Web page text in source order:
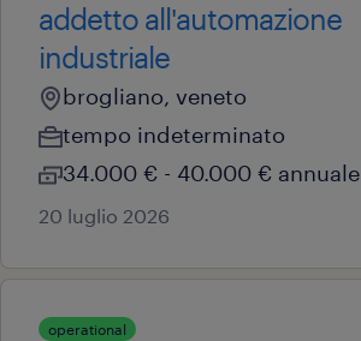
addetto all'automazione
industriale
brogliano, veneto
tempo indeterminato
34.000 € - 40.000 € annuale
20 luglio 2026
operational